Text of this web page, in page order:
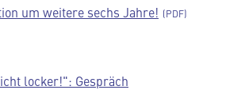
um weitere sechs Jahre!
locker!": Gespräch